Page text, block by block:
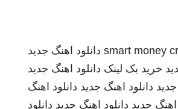
smart money دانلود اهنگ جدید
خرید بک لینک دانلود اهنگ جدید
دانلود اهنگ جدید دانلود اهنگ
اهنگ جدید دانلود اهنگ جدید دانلود